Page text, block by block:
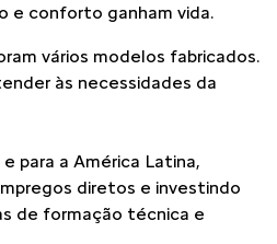
e conforto ganham vida.
vários modelos fabricados.
às necessidades da
para a América Latina,
diretos e investindo
de formação técnica e